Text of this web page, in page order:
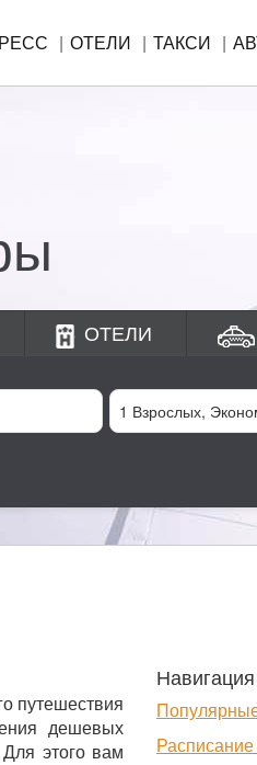
ОТЕЛИ ТАКСИ
ОТЕЛИ
путешествия
дешевых
этого вам